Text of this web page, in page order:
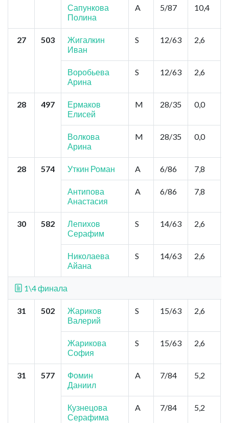
Сапункова
Полина
A 5/87 10,4
27 503
Жигалкин
Иван
S 12/63 2,6
Воробьева
Арина
S 12/63 2,6
28 497
Ермаков
Елисей
M 28/35 0,0
Волкова
Арина
M 28/35 0,0
28 574 Уткин Роман A 6/86 7,8
Антипова
Анастасия
A 6/86 7,8
30 582
Лепихов
Серафим
S 14/63 2,6
Николаева
Айана
S 14/63 2,6
1\4 финала
31 502
Жариков
Валерий
S 15/63 2,6
Жарикова
София
S 15/63 2,6
31 577
Фомин
Даниил
A 7/84 5,2
Кузнецова
Серафима
A 7/84 5,2